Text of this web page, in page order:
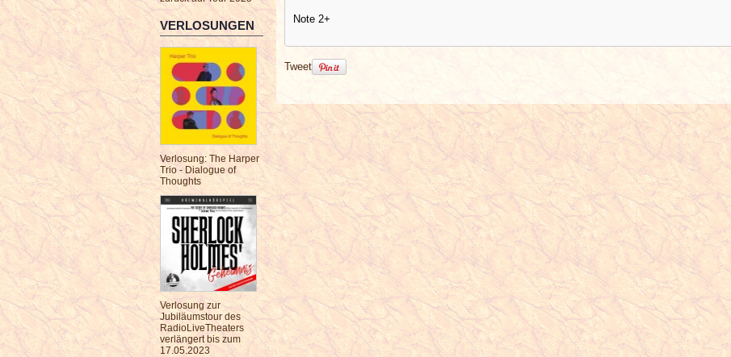
VERLOSUNGEN
Verlosung: The Harper
Trio - Dialogue of
Thoughts
Verlosung zur
Jubiläumstour des
RadioLiveTheaters
verlängert bis zum
17.05.2023
Note 2+
Tweet